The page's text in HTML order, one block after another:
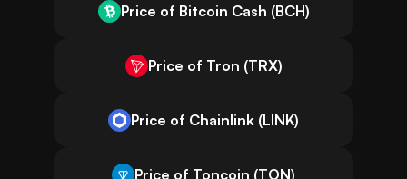
Price of Bitcoin Cash (BCH)
Price of Tron (TRX)
Price of Chainlink (LINK)
Price of Toncoin (TON)